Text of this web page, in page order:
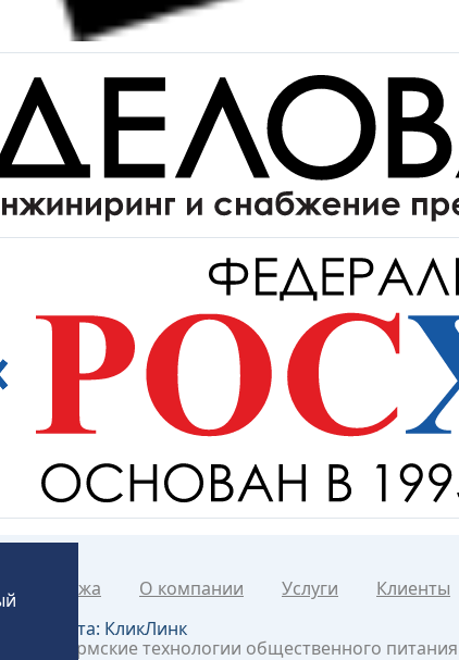
Рапродажа О компании Услуги Клиенты
сайта: КликЛинк
– Пермские технологии общественного питания